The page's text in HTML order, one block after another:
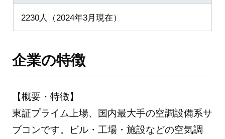
2230人（2024年3月現在）
企業の特徴
【概要・特徴】
東証プライム上場、国内最大手の空調設備系サ
ブコンです。ビル・工場・施設などの空気調